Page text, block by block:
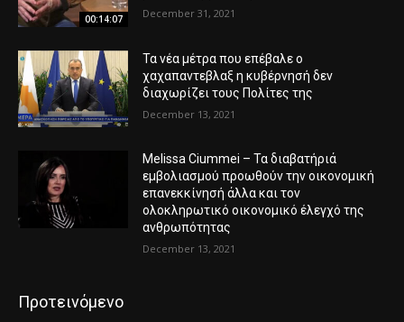
00:14:07 December 31, 2021
Τα νέα μέτρα που επέβαλε ο
χαχαπαντεβλαξ η κυβέρνησή δεν
διαχωρίζει τους Πολίτες της
December 13, 2021
Melissa Ciummei – Τα διαβατήριά
εμβολιασμού προωθούν την οικονομική
επανεκκίνησή άλλα και τον
ολοκληρωτικό οικονομικό έλεγχό της
ανθρωπότητας
December 13, 2021
Προτεινόμενο